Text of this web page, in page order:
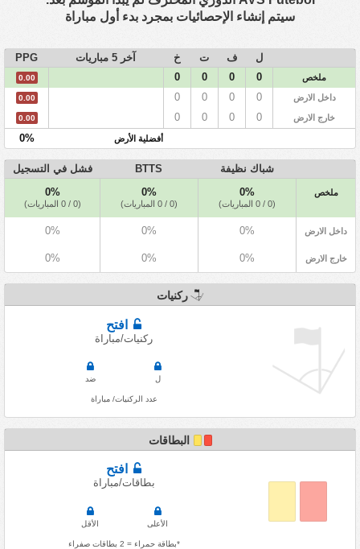
سيتم إنشاء الإحصائيات بمجرد بدء أول مباراة
ل ف ت خ آخر 5 مباريات PPG
ملخص 0
0
0
0
0.00
داخل الارض 0
0
0
0
0.00
خارج الارض 0
0
0
0
0.00
أفضلية الأرض 0%
شباك نظيفة BTTS فشل في التسجيل
ملخص 0%
(0 / 0 المباريات)
0%
(0 / 0 المباريات)
0%
(0 / 0 المباريات)
داخل الارض 0%
0%
0%
خارج الارض 0%
0%
0%
ركنيات
افتح
ركنيات/مباراة
ضد ل
عدد الركنيات/ مباراة
البطاقات
افتح
بطاقات/مباراة
الأقل الأعلى
*بطاقة حمراء = 2 بطاقات صفراء